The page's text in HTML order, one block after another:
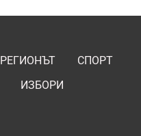
РЕГИОНЪТ
СПОРТ
ИЗБОРИ